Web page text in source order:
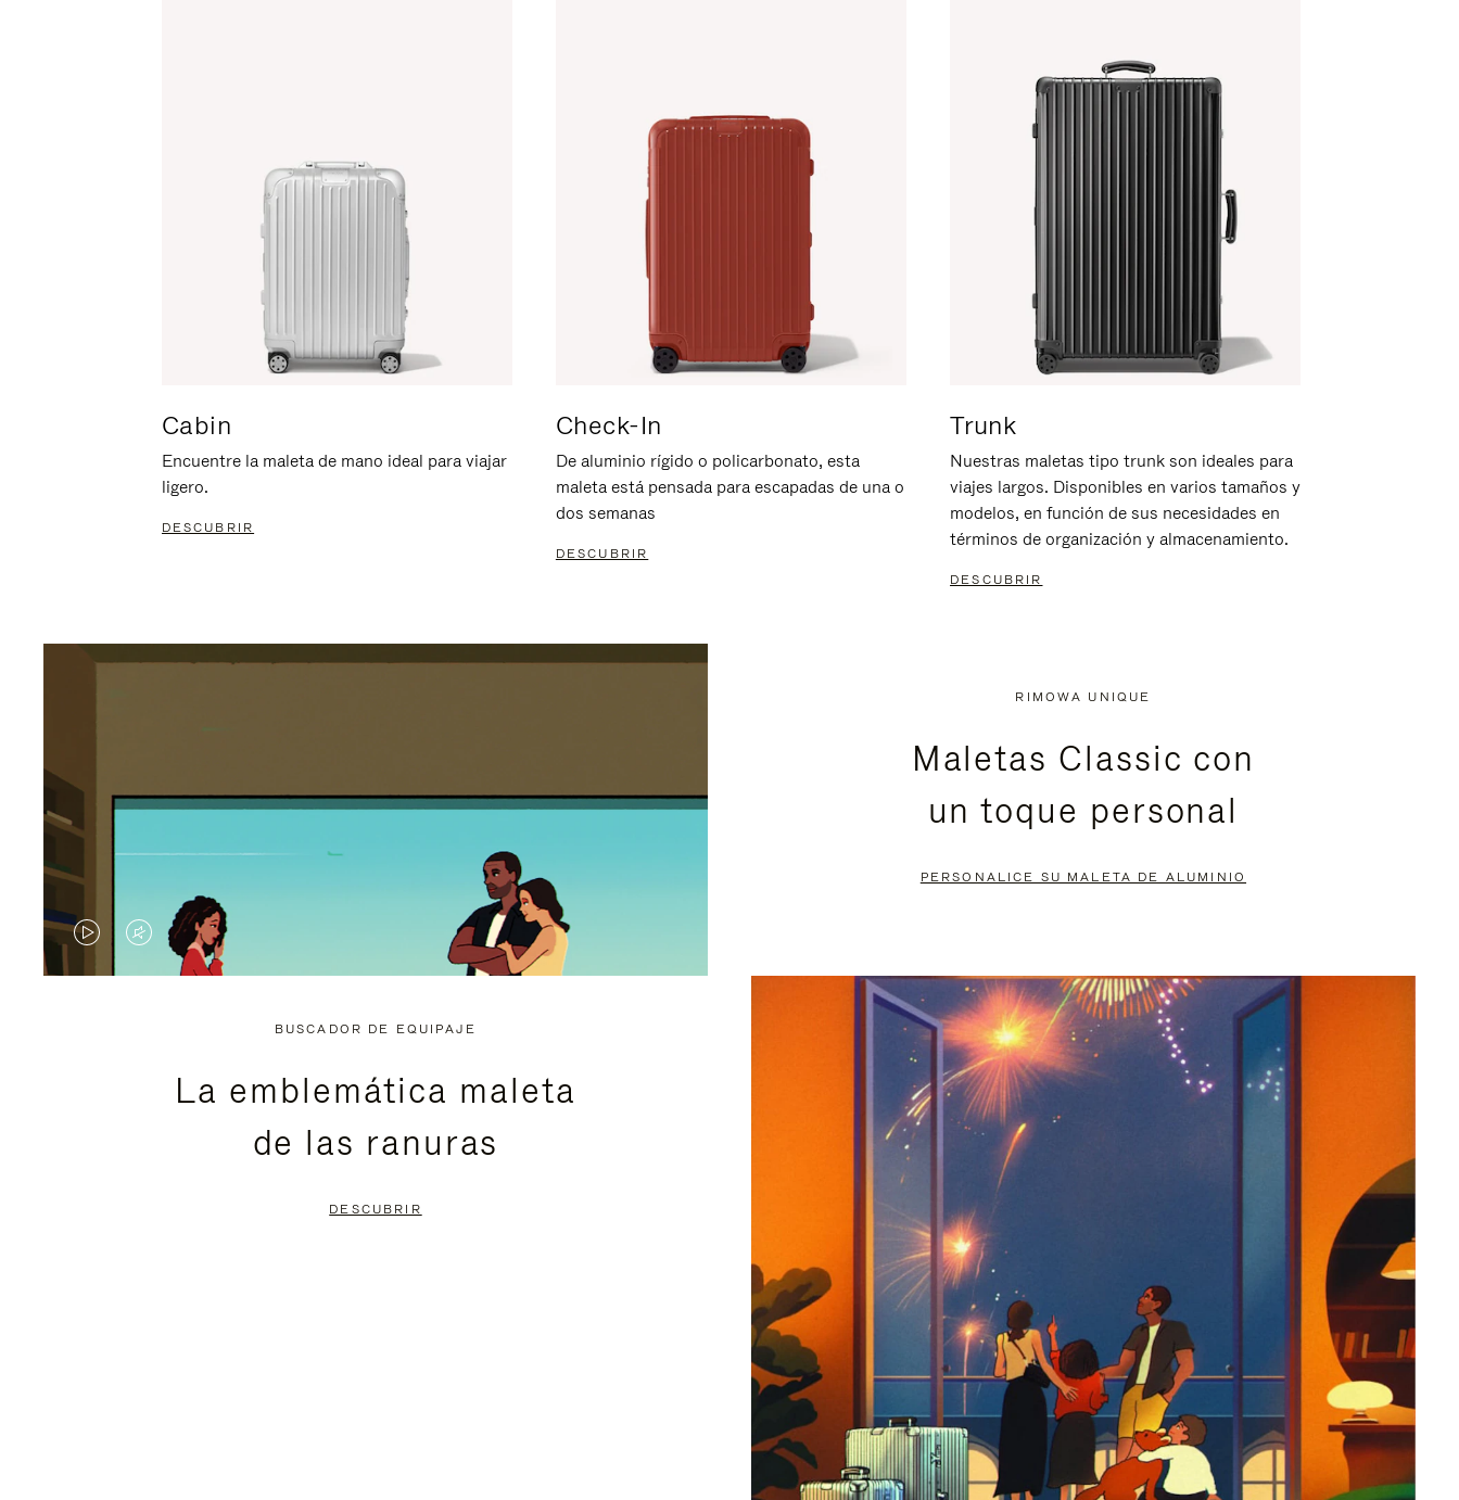
Cabin
Encuentre la maleta de mano ideal para viajar
ligero.
DESCUBRIR
Check-In
De aluminio rígido o policarbonato, esta
maleta está pensada para escapadas de una o
dos semanas
DESCUBRIR
Trunk
Nuestras maletas tipo trunk son ideales para
viajes largos. Disponibles en varios tamaños y
modelos, en función de sus necesidades en
términos de organización y almacenamiento.
DESCUBRIR
EL
PAUSADO,
EL
ESTÁ
DESACTIVADO:
RIMOWA UNIQUE
Maletas Classic con
un toque personal
PERSONALICE SU MALETA DE ALUMINIO
BUSCADOR DE EQUIPAJE
La emblemática maleta
de las ranuras
DESCUBRIR